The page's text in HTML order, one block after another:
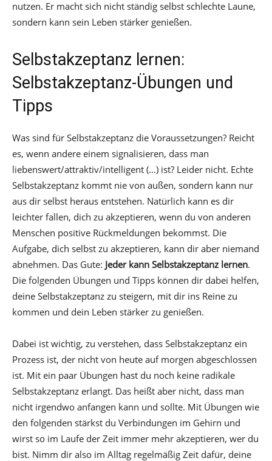
nutzen. Er macht sich nicht ständig selbst schlechte Laune,
sondern kann sein Leben stärker genießen.
Selbstakzeptanz lernen:
Selbstakzeptanz-Übungen und
Tipps
Was sind für Selbstakzeptanz die Voraussetzungen? Reicht
es, wenn andere einem signalisieren, dass man
liebenswert/attraktiv/intelligent (…) ist? Leider nicht. Echte
Selbstakzeptanz kommt nie von außen, sondern kann nur
aus dir selbst heraus entstehen. Natürlich kann es dir
leichter fallen, dich zu akzeptieren, wenn du von anderen
Menschen positive Rückmeldungen bekommst. Die
Aufgabe, dich selbst zu akzeptieren, kann dir aber niemand
abnehmen. Das Gute: Jeder kann Selbstakzeptanz lernen.
Die folgenden Übungen und Tipps können dir dabei helfen,
deine Selbstakzeptanz zu steigern, mit dir ins Reine zu
kommen und dein Leben stärker zu genießen.
Dabei ist wichtig, zu verstehen, dass Selbstakzeptanz ein
Prozess ist, der nicht von heute auf morgen abgeschlossen
ist. Mit ein paar Übungen hast du noch keine radikale
Selbstakzeptanz erlangt. Das heißt aber nicht, dass man
nicht irgendwo anfangen kann und sollte. Mit Übungen wie
den folgenden stärkst du Verbindungen im Gehirn und
wirst so im Laufe der Zeit immer mehr akzeptieren, wer du
bist. Nimm dir also im Alltag regelmäßig Zeit dafür, deine